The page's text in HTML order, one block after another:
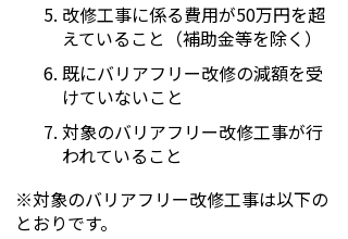
改修工事に係る費用が50万円を超
えていること（補助金等を除く）
既にバリアフリー改修の減額を受
けていないこと
対象のバリアフリー改修工事が行
われていること
※対象のバリアフリー改修工事は以下の
とおりです。